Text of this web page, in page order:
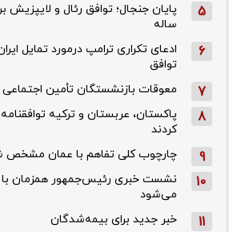
5
ساله
6
ادعای تکراری ترامپ درمورد تمایل
توافق
7 معوقات بازنشستگان تأمین
8
پاکستان، عربستان و ترکیه
کردند
9 چارچوب کلی تفاهم با عمان
10
نشست خبری رئیس‌جمهور همزمان با
می‌شود
11 خبر جدید برای بیمه‌شدگان